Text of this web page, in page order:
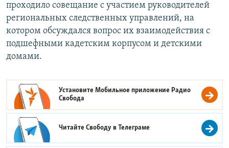
проходило совещание с участием руководителей
региональных следственных управлений, на
котором обсуждался вопрос их взаимодействия с
подшефными кадетским корпусом и детскими
домами.
Установите Мобильное приложение Радио
Свобода
Читайте Свободу вТелеграме